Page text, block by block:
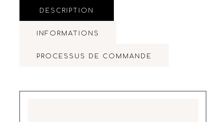
DESCRIPTION
INFORMATIONS
PROCESSUS DE COMMANDE